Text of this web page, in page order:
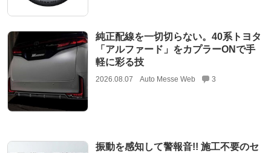
純正配線を一切切らない。40系トヨタ
「アルファード」をカプラーONで手
軽に彩る技
2026.08.07 Auto Messe Web 3
振動を感知して警報音!! 施工不要のセ